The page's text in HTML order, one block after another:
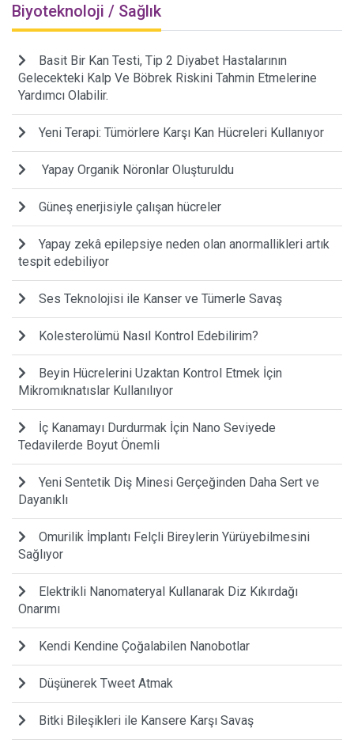
Biyoteknoloji / Sağlık
Basit Bir Kan Testi, Tip 2 Diyabet Hastalarının
Gelecekteki Kalp Ve Böbrek Riskini Tahmin Etmelerine
Yardımcı Olabilir.
Yeni Terapi: Tümörlere Karşı Kan Hücreleri Kullanıyor
Yapay Organik Nöronlar Oluşturuldu
Güneş enerjisiyle çalışan hücreler
Yapay zekâ epilepsiye neden olan anormallikleri artık
tespit edebiliyor
Ses Teknolojisi ile Kanser ve Tümerle Savaş
Kolesterolümü Nasıl Kontrol Edebilirim?
Beyin Hücrelerini Uzaktan Kontrol Etmek İçin
Mikromıknatıslar Kullanılıyor
İç Kanamayı Durdurmak İçin Nano Seviyede
Tedavilerde Boyut Önemli
Yeni Sentetik Diş Minesi Gerçeğinden Daha Sert ve
Dayanıklı
Omurilik İmplantı Felçli Bireylerin Yürüyebilmesini
Sağlıyor
Elektrikli Nanomateryal Kullanarak Diz Kıkırdağı
Onarımı
Kendi Kendine Çoğalabilen Nanobotlar
Düşünerek Tweet Atmak
Bitki Bileşikleri ile Kansere Karşı Savaş